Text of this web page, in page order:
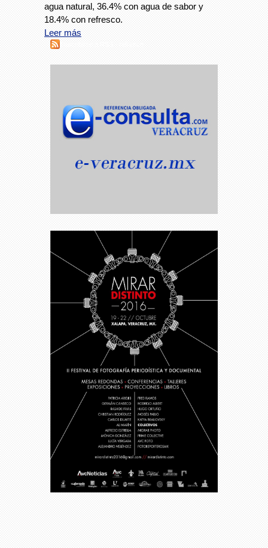
agua natural, 36.4% con agua de sabor y
18.4% con refresco.
Leer más